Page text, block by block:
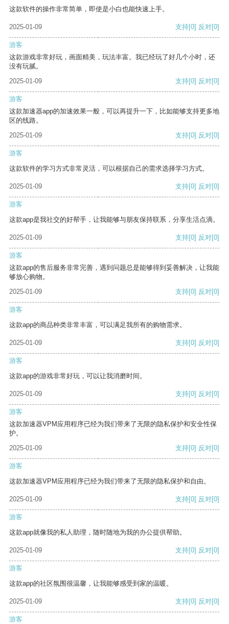
这款软件的操作非常简单，即使是小白也能快速上手。
2025-01-09 支持[0] 反对[0]
游客
这款游戏非常好玩，画面精美，玩法丰富。我已经玩了好几个小时，还
没有玩腻。
2025-01-09
支持[0] 反对[0]
游客
这款加速器app的加速效果一般，可以再提升一下，比如能够支持更多地
区的线路。
2025-01-09
支持[0] 反对[0]
游客
这款软件的学习方式非常灵活，可以根据自己的需求选择学习方式。
2025-01-09 支持[0] 反对[0]
游客
这款app是我社交的好帮手，让我能够与朋友保持联系，分享生活点滴。
2025-01-09 支持[0] 反对[0]
游客
这款app的售后服务非常完善，遇到问题总是能够得到妥善解决，让我能
够放心购物。
2025-01-09
支持[0] 反对[0]
游客
这款app的商品种类非常丰富，可以满足我所有的购物需求。
2025-01-09 支持[0] 反对[0]
游客
这款app的游戏非常好玩，可以让我消磨时间。
2025-01-09 支持[0] 反对[0]
游客
这款加速器VPM应用程序已经为我们带来了无限的隐私保护和安全性保
护。
2025-01-09
支持[0] 反对[0]
游客
这款加速器VPM应用程序已经为我们带来了无限的隐私保护和自由。
2025-01-09 支持[0] 反对[0]
游客
这款app就像我的私人助理，随时随地为我的办公提供帮助。
2025-01-09 支持[0] 反对[0]
游客
这款app的社区氛围很温馨，让我能够感受到家的温暖。
2025-01-09 支持[0] 反对[0]
游客